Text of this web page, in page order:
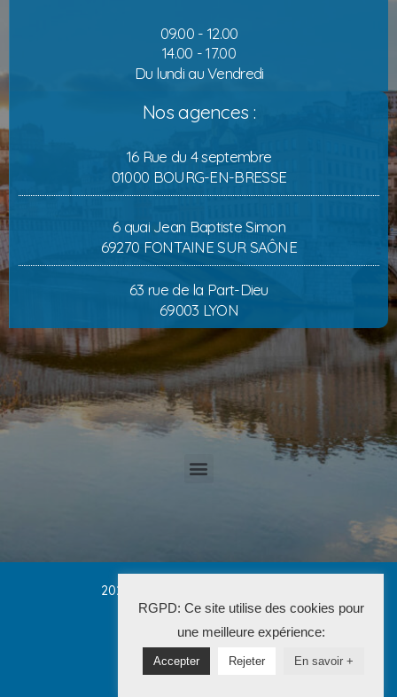
09.00 - 12.00
14.00 - 17.00
Du lundi au Vendredi
Nos agences :
16 Rue du 4 septembre
01000 BOURG-EN-BRESSE
6 quai Jean Baptiste Simon
69270 FONTAINE SUR SAÔNE
63 rue de la Part-Dieu
69003 LYON
2025 Cabinet PETRUCCI CONVERT
La Solution Immo
RGPD: Ce site utilise des cookies pour
une meilleure expérience:
Accepter Rejeter En savoir +